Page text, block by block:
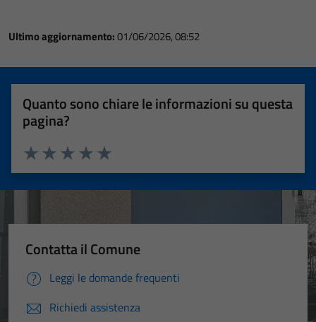
Ultimo aggiornamento:01/06/2026, 08:52
Quanto sono chiare le informazioni su questa
pagina?
Valuta 5 stelle su 5
Valuta 4 stelle su 5
Valuta 3 stelle su 5
Valuta 2 stelle su 5
Valuta 1 stelle su 5
Contatta il Comune
Leggi le domande frequenti
Richiedi assistenza